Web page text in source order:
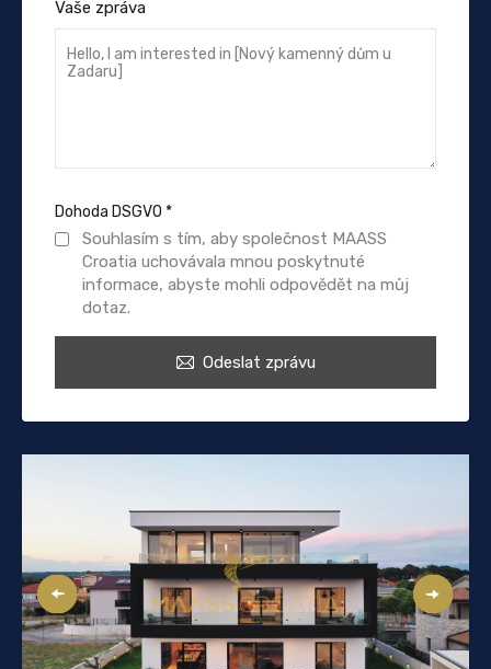
Vaše zpráva
Dohoda DSGVO *
Souhlasím s tím, aby společnost MAASS
Croatia uchovávala mnou poskytnuté
informace, abyste mohli odpovědět na můj
dotaz.
Odeslat zprávu